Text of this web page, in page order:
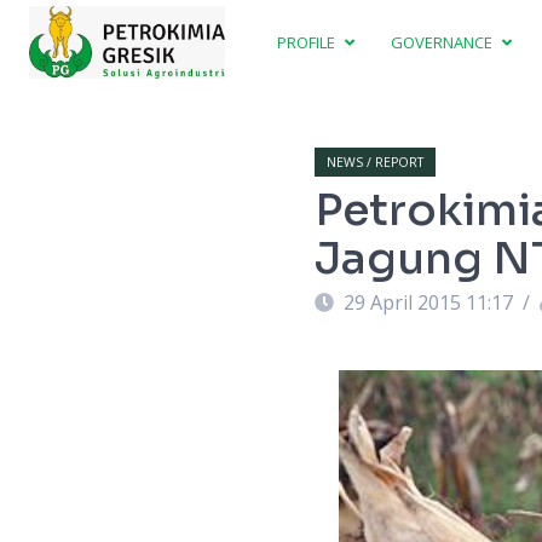
PROFILE GOVERNANCE
NEWS / REPORT
Jagung
29 April 2015 11:17 /